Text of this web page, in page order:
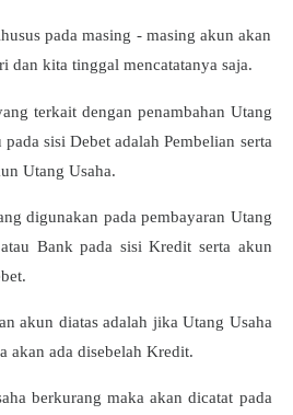
pada masing - masing akun akan
dan kita tinggal mencatatanya saja.
terkait dengan penambahan Utang
sisi Debet adalah Pembelian serta
Utang Usaha.
digunakan pada pembayaran Utang
Bank pada sisi Kredit serta akun
akun diatas adalah jika Utang Usaha
akan ada disebelah Kredit.
berkurang maka akan dicatat pada